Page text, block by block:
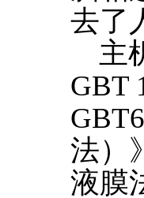
去了
主
GBT
法）
液膜